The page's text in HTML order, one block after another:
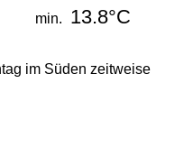
min. 13.8°C
im Süden zeitweise